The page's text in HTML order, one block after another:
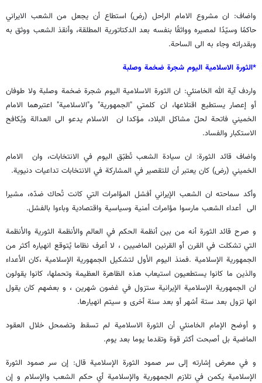
واضاف: ان مشروع الامام الراحل (رض) استطاع أن يجعل من الشعب الايراني
حاكمًا وسيّدًا لمصيره وواثقًا بنفسه بعد الدكتاتورية المطلقة، وأنقذ الشعب ووثق به
وبقدراته وجاء به الى الساحة.
*الثورة الاسلامية اليوم شجرة ضخمة وصلبة
واردف آية الله الخامنئي: ان الثورة الاسلامية اليوم شجرة ضخمة وصلبة ولا طوفان
أو إعصار يستطيع اقتلاعها، ان كلمتي "الجمهورية" و"الاسلامية" اعتبرهما الامام
الخميني فاتحة لحلّ مشاكل البلاد، مؤكدا ان الاسلام يدعو الى العدالة ويُكافح
الاستكبار والفساد.
واضاف قائد الثورة: ان سيادة الشعب تُطبّق اليوم في الانتخابات، وان الامام
الخميني (رض) كان يعتبر أن للتقصير في المشاركة في الانتخابات تداعيات دنيوية.
وأكد سماحته ان الشعب الإيراني أفشل المؤامرات التي كانت تُحاك ضدّه، مشيرا
الى أعداء الشعب مارسوا مؤامرات أمنية وسياسية واقتصادية وباءوا بالفشل.
و صرح قائد الثورة أنه من بين أنظمة الحکم في العالم والأنظمة الثورية والأنظمة
التي تشكلت في القرن أو القرنين الماضيين ، لا أعرف نظاما يُتوقع انهياره أكثر من
الجمهورية الإسلامية .فمنذ اليوم الأول لتشكيل الجمهورية الإسلامية ،کان الأعداء
والذين ما کانوا يستطعیون استيعاب هذه الظاهرة العظيمة وتحملها، کانوا یقولون
ان الجمهورية الإسلامية الإيرانية ستزول في غضون شهرين ، و بعضهم کان یقول
انها تزول بعد ستة أشهر أو بعد سنة أخرى و سیتم انهیارها.
و أوضح الإمام الخامنئي أن الثورة الاسلامية لم تسقط وتضمحل خلال العقود
الماضية بل أصبحت أكثر قوة وتقدما يوما بعد يوم.
و في معرض إشارته إلى سر صمود الثورة الإسلامية قال: إن سر صمود الثورة
الإسلامية يكمن في تلازم الجمهورية والإسلامية أي حكم الشعب والإسلام و إن